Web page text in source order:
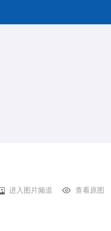
进入图片频道 查看原图